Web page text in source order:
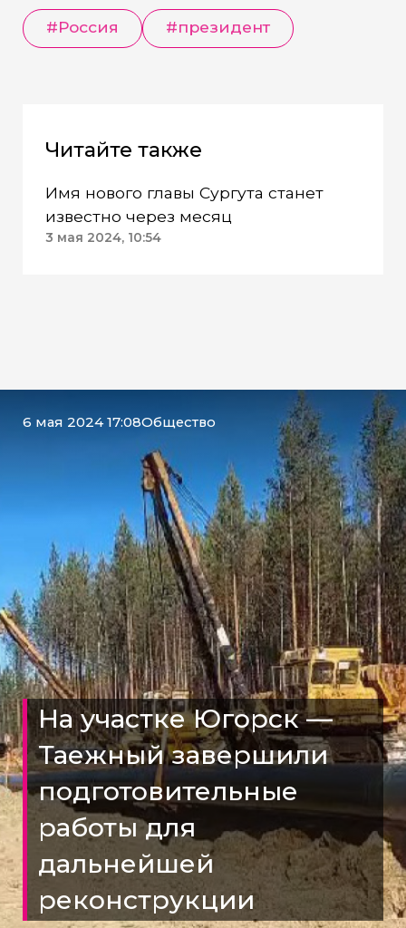
#Россия #президент
Читайте также
Имя нового главы Сургута станет
известно через месяц
3 мая 2024, 10:54
6 мая 2024 17:08Общество
На участке Югорск —
Таежный завершили
подготовительные
работы для
дальнейшей
реконструкции